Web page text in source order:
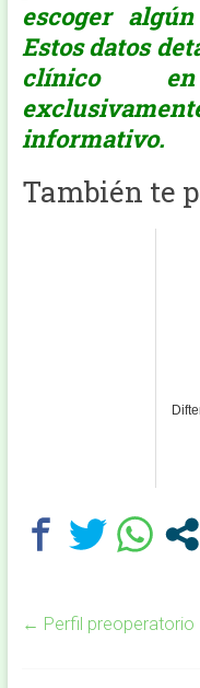
escoger
Estos datos
clínico
informativo.
También te
← Perfil preoperatorio